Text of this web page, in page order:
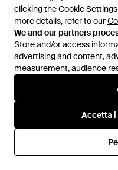
clicking the Cookie
more details, refer to our
We and our partners
Store and/or access
advertising and content,
measurement, audience
Accetta i
clicking the Cookie
more details, refer to our
We and our partners
Store and/or access
advertising and content,
measurement, audience
Accetta i
208 €
Supreme
Berretto Con Logo - Rosso
DaFARFETCH